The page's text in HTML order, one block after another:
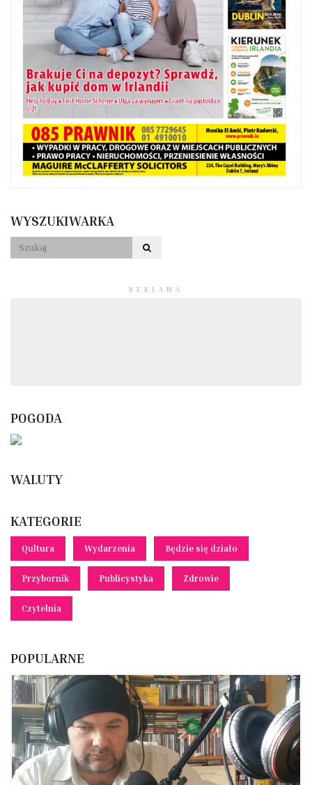
WYSZUKIWARKA
REKLAMA
POGODA
WALUTY
KATEGORIE
Qultura Wydarzenia Będzie się działo
Przybornik Publicystyka Zdrowie
Czytelnia
POPULARNE